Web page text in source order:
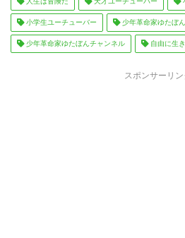
小学生ユーチューバー 少年革命家ゆたぼん
少年革命家ゆたぼんチャンネル 自由に生
スポンサーリン